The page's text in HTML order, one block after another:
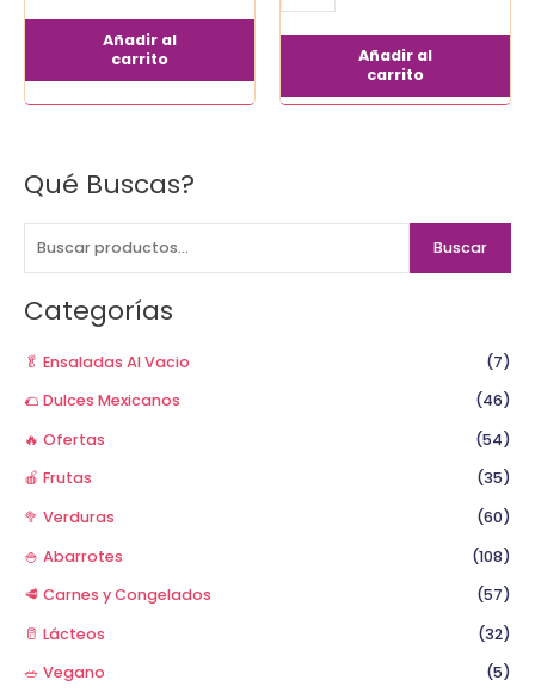
Qué Buscas?
B
c
a
p
Buscar
Categorías
🥬 Ensaladas Al Vacio
(7)
🌮 Dulces Mexicanos
(46)
🔥 Ofertas
(54)
🍎 Frutas
(35)
🥦 Verduras
(60)
🍚 Abarrotes
(108)
🥩 Carnes y Congelados
(57)
🥛 Lácteos
(32)
🥗 Vegano
(5)
Añadir al
carrito
Añadir al
carrito